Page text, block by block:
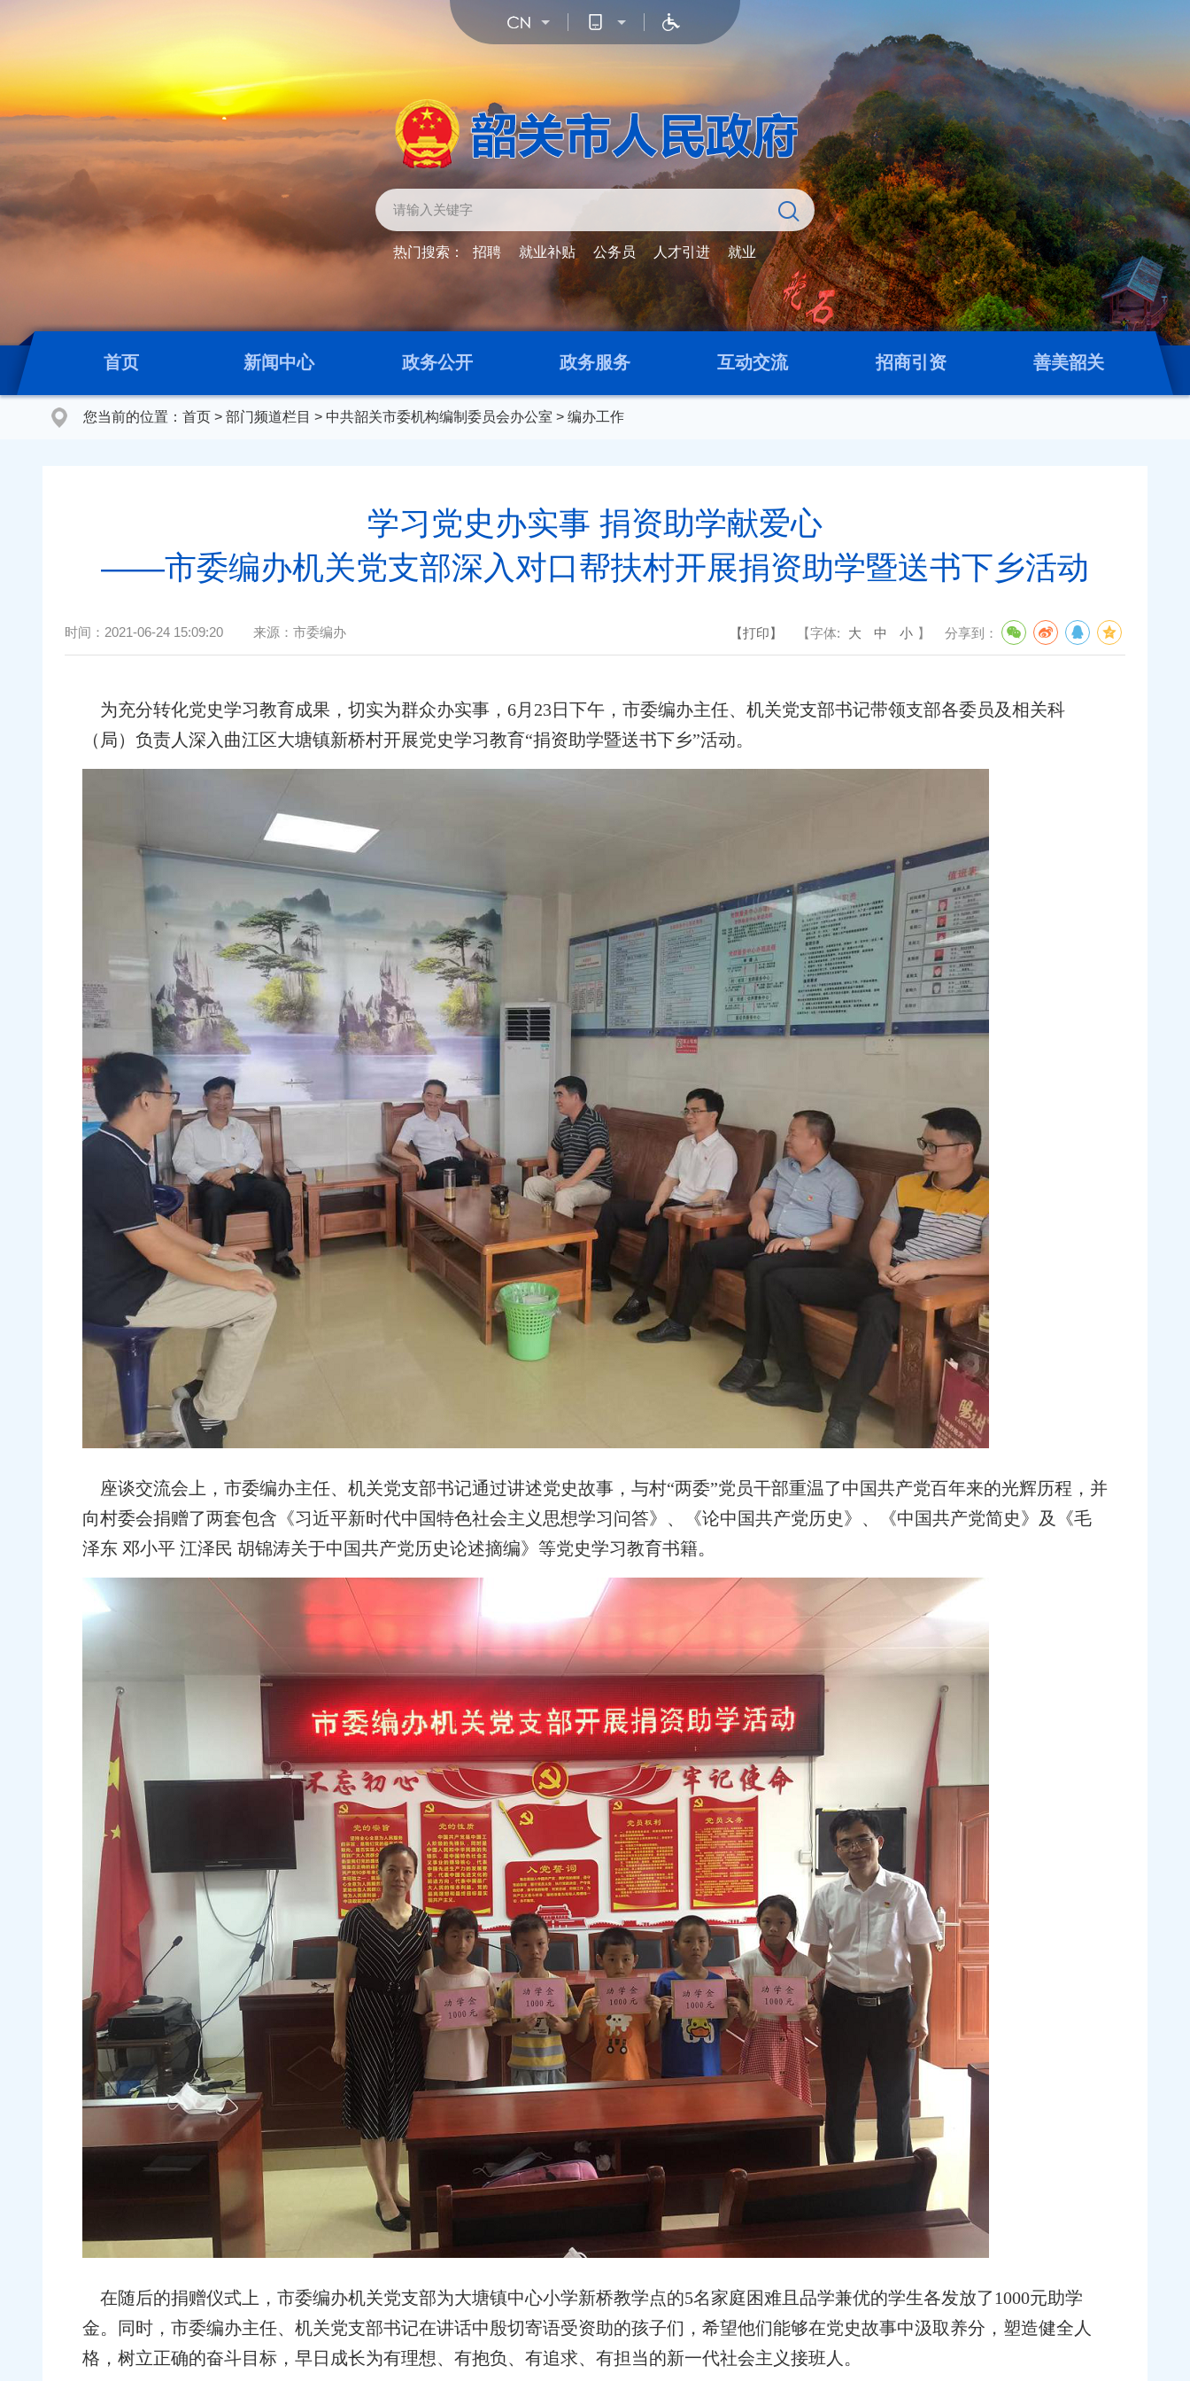
热门搜索： 招聘 就业补贴 公务员 人才引进 就业
首页 新闻中心 政务公开 政务服务 互动交流 招商引资 善美韶关
您当前的位置： 首页 > 部门频道栏目 > 中共韶关市委机构编制委员会办公室 > 编办工作
学习党史办实事 捐资助学献爱心
——市委编办机关党支部深入对口帮扶村开展捐资助学暨送书下乡活动
时间： 2021-06-24 15:09:20 来源： 市委编办 【打印】 【字体: 大 中 小 】 分享到：
为充分转化党史学习教育成果，切实为群众办实事，6月23日下午，市委编办主任、机关党支部书记带领支部各委员及相关科
（局）负责人深入曲江区大塘镇新桥村开展党史学习教育“捐资助学暨送书下乡”活动。
座谈交流会上，市委编办主任、机关党支部书记通过讲述党史故事，与村“两委”党员干部重温了中国共产党百年来的光辉历程，并
向村委会捐赠了两套包含《习近平新时代中国特色社会主义思想学习问答》、《论中国共产党历史》、《中国共产党简史》及《毛
泽东 邓小平 江泽民 胡锦涛关于中国共产党历史论述摘编》等党史学习教育书籍。
在随后的捐赠仪式上，市委编办机关党支部为大塘镇中心小学新桥教学点的5名家庭困难且品学兼优的学生各发放了1000元助学
金。同时，市委编办主任、机关党支部书记在讲话中殷切寄语受资助的孩子们，希望他们能够在党史故事中汲取养分，塑造健全人
格，树立正确的奋斗目标，早日成长为有理想、有抱负、有追求、有担当的新一代社会主义接班人。